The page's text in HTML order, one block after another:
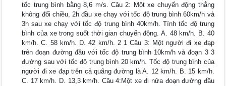
tốc trung bình bằng 8,6 m/s. Câu 2: Một xe chuyển động thẳng
không đổi chiều, 2h đầu xe chạy với tốc độ trung bình 60km/h và
3h sau xe chạy với tốc độ trung bình 40km/h. Tính tốc độ trung
bình của xe trong suốt thời gian chuyển động. A. 48 km/h. B. 40
km/h. C. 58 km/h. D. 42 km/h. 2 1 Câu 3: Một người đi xe đạp
trên đoạn đường đầu với tốc độ trung bình 10km/h và đoạn 3 3
đường sau với tốc độ trung bình 20 km/h. Tốc độ trung bình của
người đi xe đạp trên cả quãng đường là A. 12 km/h. B. 15 km/h.
C. 17 km/h. D. 13,3 km/h. Câu 4:Một xe đi nửa đoạn đường đầu